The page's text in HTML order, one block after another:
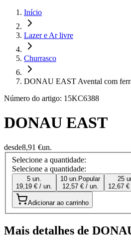
Início
Lazer e Ar livre
Churrasco
DONAU EAST Avental com
Número do artigo: 15KC6388
DONAU EAST
desde8,91 €un.
Selecione a quantidade:
Selecione a quantidade:
5 un.
19,19 € / un.
10 un. Popular
12,57 € / un.
25
12,67
Adicionar ao carrinho
Mais detalhes de